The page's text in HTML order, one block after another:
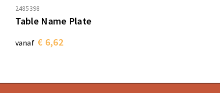
2485398
Table Name Plate
vanaf € 6,62